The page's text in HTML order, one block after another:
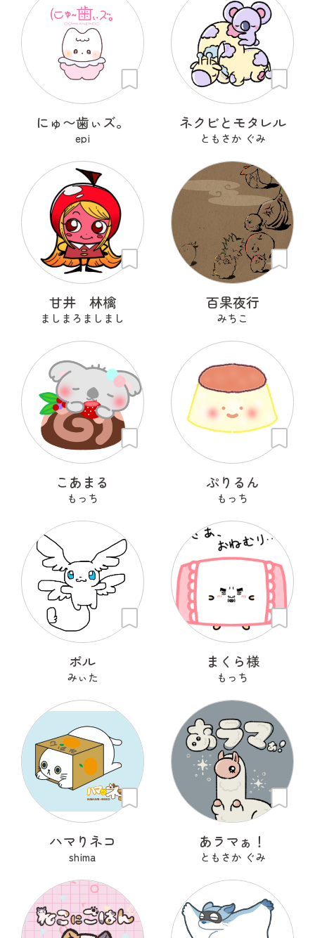
にゅ〜歯ぃズ。
epi
ネクビとモタレル
ともさか ぐみ
甘井 林檎
ましまろましまし
百果夜行
みちこ
こあまる
もっち
ぷりるん
もっち
ポル
みぃた
まくら様
もっち
ハマりネコ
shima
あラマぁ！
ともさか ぐみ